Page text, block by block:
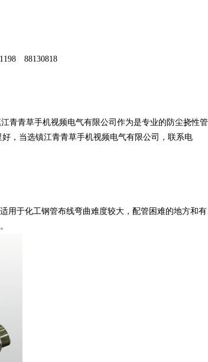
88130818
青青草手机视频电气有限公司作为是专业的防尘挠性管
，当选镇江青青草手机视频电气有限公司，联系电
用于化工钢管布线弯曲难度较大，配管困难的地方和有